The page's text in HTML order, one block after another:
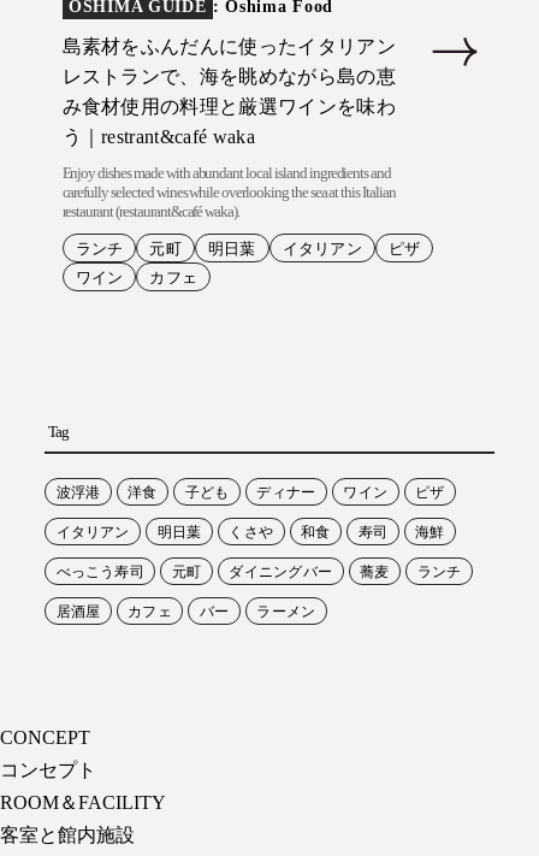
OSHIMA GUIDE : Oshima Food
島素材をふんだんに使ったイタリアン
レストランで、海を眺めながら島の恵
み食材使用の料理と厳選ワインを味わ
う｜restrant&café waka
Enjoy dishes made with abundant local island ingredients and
carefully selected wines while overlooking the sea at this Italian
restaurant (restaurant&café waka).
ランチ 元町 明日葉 イタリアン
ピザ
ワイン
カフェ
Tag
波浮港 洋食 子ども ディナー ワイン ピザ
イタリアン 明日葉 くさや 和食 寿司 海鮮
べっこう寿司 元町 ダイニングバー 蕎麦 ランチ
居酒屋 カフェ バー ラーメン
CONCEPT
コンセプト
ROOM＆FACILITY
客室と館内施設